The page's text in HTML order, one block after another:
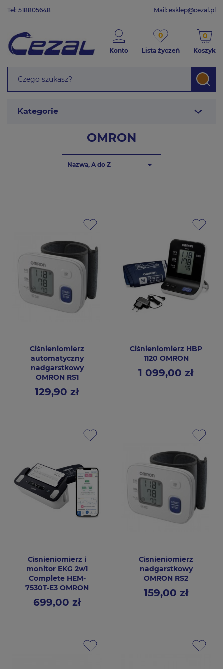
Tel: 518805648 Mail: esklep@cezal.pl
Konto
0
Lista życzeń
0
Koszyk
Kategorie expand_more
OMRON
Nazwa, A do Z 
Ciśnieniomierz
automatyczny
nadgarstkowy
OMRON RS1
Cena129,90 zł
Ciśnieniomierz HBP
1120 OMRON
Cena1 099,00 zł
Ciśnieniomierz i
monitor EKG 2w1
Complete HEM-
7530T-E3 OMRON
Cena699,00 zł
Ciśnieniomierz
nadgarstkowy
OMRON RS2
Cena159,00 zł